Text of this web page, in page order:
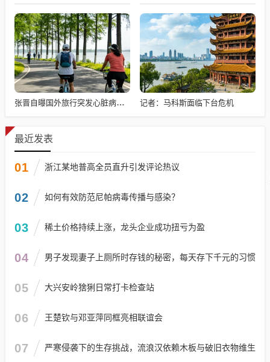
张晋自曝国外旅行突发心脏病险丧命 记者：马科斯面临下台危机
最近发表
01 浙江某地普高全员直升引发评论热议
02 如何有效防范尼帕病毒传播与感染？
03 稀土价格持续上涨，龙头企业成功扭亏为盈
04 男子发现妻子上厕所时存钱的秘密，每天存下千元的习惯
05 大兴安岭猞猁日常打卡检查站
06 王楚钦与邓亚萍同框亮相联谊会
07 严寒侵袭下的生存挑战，流浪汉依赖木板与破旧衣物维生